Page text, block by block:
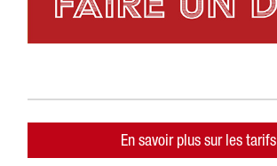
En savoir plus sur les tarifs